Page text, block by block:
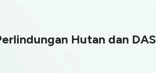
Hutan dan DAS